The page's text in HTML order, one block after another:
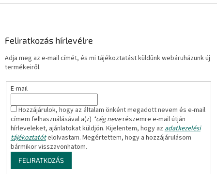
Feliratkozás hírlevélre
Adja meg az e-mail címét, és mi tájékoztatást küldünk webáruházunk új
termékeiről.
E-mail
Hozzájárulok, hogy az általam önként megadott nevem és e-mail
címem felhasználásával a(z) *cég neverészemre e-mail útján
hírleveleket, ajánlatokat küldjön. Kijelentem, hogy azadatkezelési
tájékoztatótelolvastam. Megértettem, hogy a hozzájárulásom
bármikor visszavonhatom.
FELIRATKOZÁS